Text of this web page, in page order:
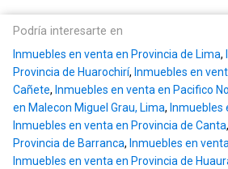
Podría interesarte en
Inmuebles en venta en Provincia de Lima,
Provincia de Huarochirí, Inmuebles en
Cañete, Inmuebles en venta en Pacifico
en Malecon Miguel Grau, Lima, Inmuebles
Inmuebles en venta en Provincia de Canta,
Provincia de Barranca, Inmuebles en
Inmuebles en venta en Provincia de